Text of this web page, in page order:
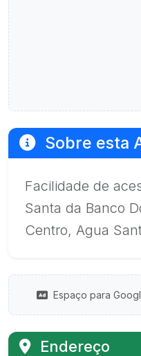
Sobre esta
Facilidade de
Santa da Banco
Centro, Agua
Espaço para
Endereço